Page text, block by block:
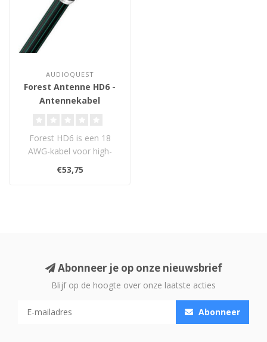
AUDIOQUEST
Forest Antenne HD6 -
Antennekabel
Forest HD6 is een 18
AWG-kabel voor high-
definition video, RF (kabel-
en satelli..
€53,75
Abonneer je op onze nieuwsbrief
Blijf op de hoogte over onze laatste acties
Abonneer